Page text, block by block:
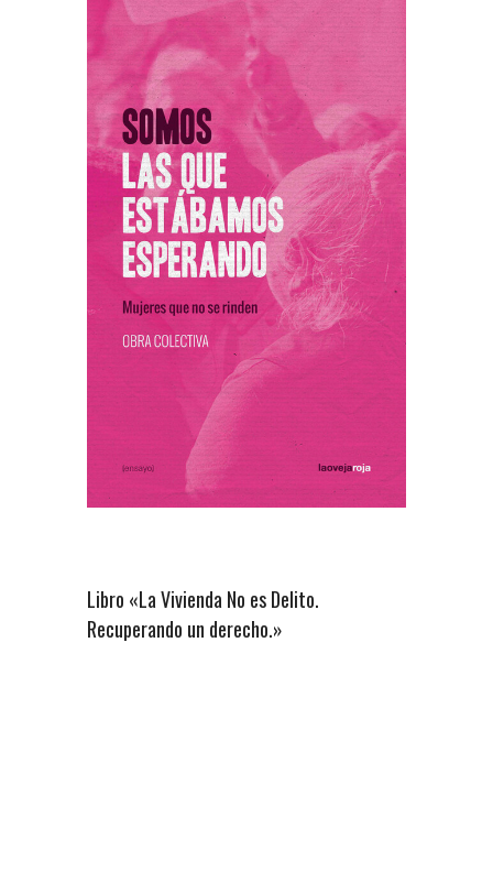
Libro «La Vivienda No es Delito.
Recuperando un derecho.»